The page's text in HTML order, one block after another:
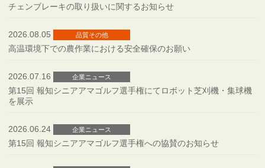
チェンブレーキの取り扱いに関するお知らせ
2026.08.05 品質その他
高温環境下での農作業における安全確保のお願い
2026.07.16 企業ニュース
第15回 報知シニアアマゴルフ選手権にてロボット芝刈機・集球機
を展示
2026.06.24 企業ニュース
第15回 報知シニアアマゴルフ選手権への協賛のお知らせ